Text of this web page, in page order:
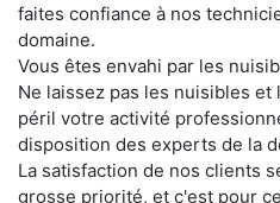
faites confiance à nos
domaine.
Vous êtes envahi par les
Ne laissez pas les nuisibles
péril votre activité
disposition des experts de la
La satisfaction de nos clients
grosse priorité, et c'est pour